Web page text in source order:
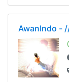
AwanIndo -